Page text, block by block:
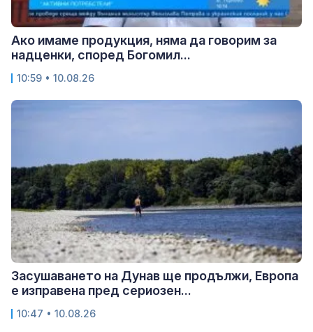
Ако имаме продукция, няма да говорим за
надценки, според Богомил...
10:59 • 10.08.26
Засушаването на Дунав ще продължи, Европа
е изправена пред сериозен...
10:47 • 10.08.26